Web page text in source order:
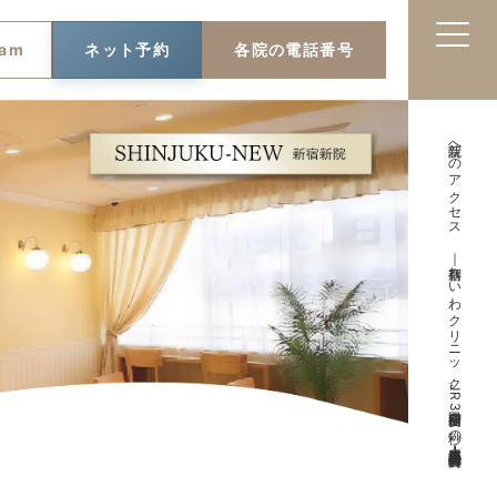
ネット予約 各院の電話番号
新院へのアクセス ｜新宿れいわクリニックJR新宿南口徒歩30秒の皮膚科・泌尿器科・形成外科・美容皮膚科